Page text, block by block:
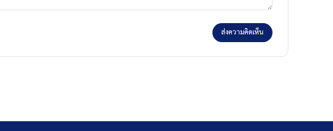
ส่งความคิดเห็น